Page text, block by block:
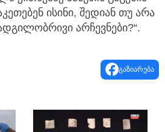
არჩევნები?“.
გაზიარება